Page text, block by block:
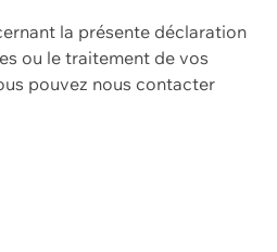
la présente déclaration
ou le traitement de vos
pouvez nous contacter